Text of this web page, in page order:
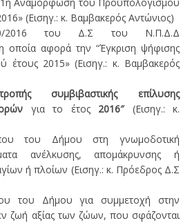
Αναμόρφωση του Προϋπολογισμού
(Εισηγ.: κ. Βαμβακερός Αντώνιος)
2016 του Δ.Σ του Ν.Π.Δ.Δ
αφορά την “Έγκριση ψήφισης
έτους 2015» (Εισηγ.: κ. Βαμβακερός
συμβιβαστικής επίλυσης
για το έτος 2016″(Εισηγ.: κ.
του Δήμου στη γνωμοδοτική
ανέλκυσης, απομάκρυνσης ή
ή πλοίων (Εισηγ.: κ. Πρόεδρος Δ.Σ
του Δήμου για συμμετοχή στην
ζωή αξίας των ζώων, που σφάζονται